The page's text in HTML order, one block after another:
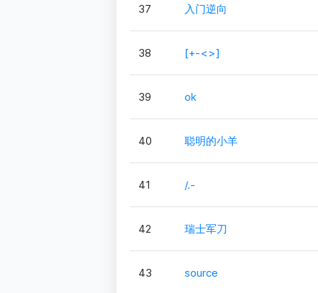
37 入门逆向
38 [+-<>]
39 ok
40 聪明的小羊
41 /.-
42 瑞士军刀
43 source